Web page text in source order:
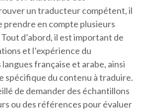
un traducteur compétent, il
prendre en compte plusieurs
d’abord, il est important de
et l’expérience du
française et arabe, ainsi
spécifique du contenu à traduire.
de demander des échantillons
ou des références pour évaluer